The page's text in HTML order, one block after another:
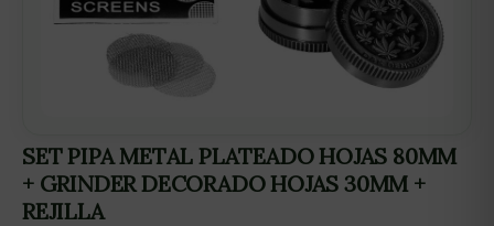
SET PIPA METAL PLATEADO HOJAS 80MM
+ GRINDER DECORADO HOJAS 30MM +
REJILLA